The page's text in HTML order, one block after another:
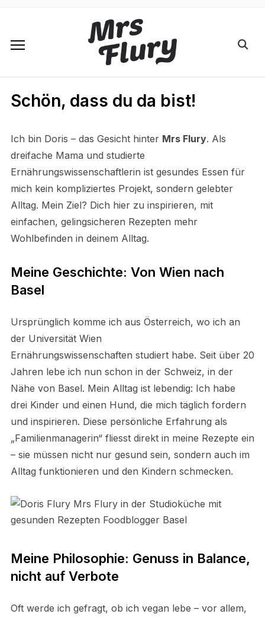
Schön, dass du da bist!
Ich bin Doris – das Gesicht hinter Mrs Flury. Als
dreifache Mama und studierte
Ernährungswissenschaftlerin ist gesundes Essen für
mich kein kompliziertes Projekt, sondern gelebter
Alltag. Mein Ziel? Dich hier zu inspirieren, mit
einfachen, gelingsicheren Rezepten mehr
Wohlbefinden in deinem Alltag.
Meine Geschichte: Von Wien nach
Basel
Ursprünglich komme ich aus Österreich, wo ich an
der Universität Wien
Ernährungswissenschaften studiert habe. Seit über 20
Jahren lebe ich nun schon in der Schweiz, in der
Nähe von Basel. Mein Alltag ist lebendig: Ich habe
drei Kinder und einen Hund, die mich täglich fordern
und inspirieren. Diese persönliche Erfahrung als
„Familienmanagerin“ fliesst direkt in meine Rezepte ein
– sie müssen nicht nur gesund sein, sondern auch im
Alltag funktionieren und den Kindern schmecken.
Meine Philosophie: Genuss in Balance,
nicht auf Verbote
Oft werde ich gefragt, ob ich vegan lebe – vor allem,